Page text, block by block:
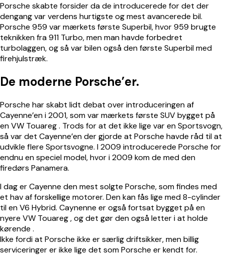
Porsche skabte forsider da de introducerede for det der
dengang var verdens hurtigste og mest avancerede bil.
Porsche 959 var mærkets første Superbil, hvor 959 brugte
teknikken fra 911 Turbo, men man havde forbedret
turbolaggen, og så var bilen også den første Superbil med
firehjulstræk.
De moderne Porsche’er.
Porsche har skabt lidt debat over introduceringen af
Cayenne’en i 2001, som var mærkets første SUV bygget på
enVW Touareg. Trods for at det ikke lige var en Sportsvogn,
så var det Cayenne’en der gjorde at Porsche havde råd til at
udvikle flere Sportsvogne. I 2009 introducerede Porsche for
endnu en speciel model, hvor i 2009 kom de med den
firedørs Panamera.
I dag er Cayenne den mest solgte Porsche, som findes med
et hav af forskellige motorer. Den kan fås lige med 8-cylinder
til en V6 Hybrid. Caynenne er også fortsat bygget på en
nyere VW Touareg, og det gør den også letter i at holde
kørende .
Ikke fordi at Porsche ikke er særlig driftsikker, men billig
serviceringer er ikke lige det som Porsche er kendt for.